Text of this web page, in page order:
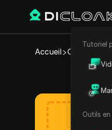
E-
Tutoriel
Outils
Accueil Coupons